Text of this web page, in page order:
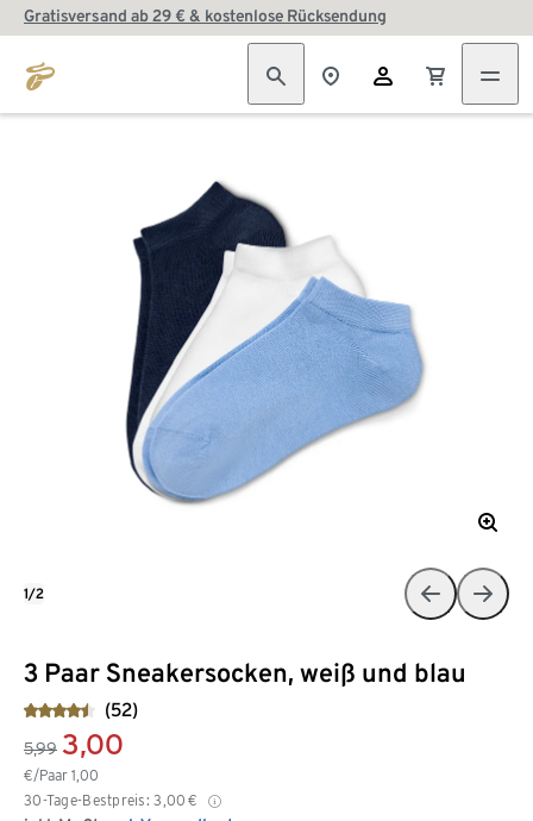
Gratisversand ab 29 € & kostenlose Rücksendung
3 Paar Sneakersocken, weiß und blau
(52)
5,99 3,00
€/Paar 1,00
30-Tage-Bestpreis: 3,00 €
1/2